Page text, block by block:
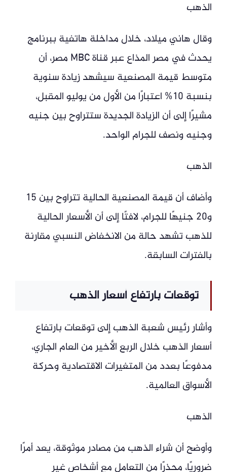
الذهب
وقال هاني ميلاد، خلال مداخلة هاتفية ببرنامج
يحدث في مصر المذاع عبر قناة MBC مصر، أن
متوسط قيمة المصنعية سيشهد زيادة سنوية
بنسبة 10% اعتبارًا من الأول من يوليو المقبل،
مشيرًا إلى أن الزيادة الجديدة ستتراوح بين جنيه
وجنيه ونصف للجرام الواحد.
الذهب
وأضاف أن قيمة المصنعية الحالية تتراوح بين 15
و20 جنيهًا للجرام، لافتًا إلى أن الأسعار الحالية
للذهب تشهد حالة من الانخفاض النسبي مقارنة
بالفترات السابقة.
توقعات بارتفاع أسعار الذهب
وأشار رئيس شعبة الذهب إلى توقعات بارتفاع
أسعار الذهب خلال الربع الأخير من العام الجاري،
مدفوعًا بعدد من المتغيرات الاقتصادية وحركة
الأسواق العالمية.
الذهب
وأوضح أن شراء الذهب من مصادر موثوقة، يعد أمرًا
ضروريًا، محذرًا من التعامل مع أشخاص غير